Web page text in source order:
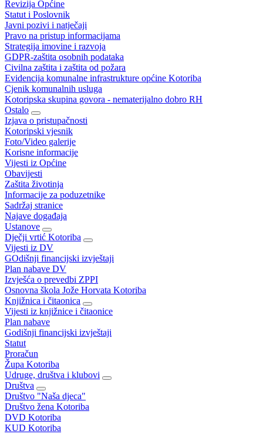
Revizija Općine
Statut i Poslovnik
Javni pozivi i natječaji
Pravo na pristup informacijama
Strategija imovine i razvoja
GDPR-zaštita osobnih podataka
Civilna zaštita i zaštita od požara
Evidencija komunalne infrastrukture općine Kotoriba
Cjenik komunalnih usluga
Kotoripska skupina govora - nematerijalno dobro RH
Ostalo
Izjava o pristupačnosti
Kotoripski vjesnik
Foto/Video galerije
Korisne informacije
Vijesti iz Općine
Obavijesti
Zaštita životinja
Informacije za poduzetnike
Sadržaj stranice
Najave događaja
Ustanove
Dječji vrtić Kotoriba
Vijesti iz DV
GOdišnji financijski izvještaji
Plan nabave DV
Izvješća o prevedbi ZPPI
Osnovna škola Jože Horvata Kotoriba
Knjižnica i čitaonica
Vijesti iz knjižnice i čitaonice
Plan nabave
Godišnji financijski izvještaji
Statut
Proračun
Župa Kotoriba
Udruge, društva i klubovi
Društva
Društvo "Naša djeca"
Društvo žena Kotoriba
DVD Kotoriba
KUD Kotoriba